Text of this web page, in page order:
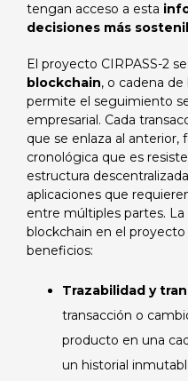
tengan acceso a esta
decisiones más
El proyecto CIRPASS-2
blockchain, o cadena
permite el seguimiento
empresarial. Cada
que se enlaza al anterior,
cronológica que es
estructura
aplicaciones que
entre múltiples partes.
blockchain en el
beneficios:
Trazabilidad y
transacción o
producto en una
un historial